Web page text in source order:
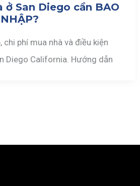
ở San Diego cần BAO
chi phí mua nhà và điều kiện
Diego California. Hướng dẫn